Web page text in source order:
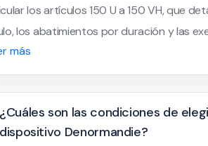
los artículos 150 U a 150 VH, que
los abatimientos por duración y las
más
¿Cuáles son las condiciones de
dispositivo Denormandie?